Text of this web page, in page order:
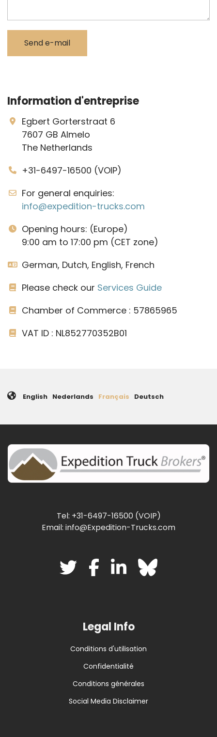
Information d'entreprise
Egbert Gorterstraat 6
7607 GB Almelo
The Netherlands
+31-6497-16500 (VOIP)
For general enquiries:
info@expedition-trucks.com
Opening hours: (Europe)
9:00 am to 17:00 pm (CET zone)
German, Dutch, English, French
Please check our Services Guide
Chamber of Commerce : 57865965
VAT ID : NL852770352B01
English Nederlands Français Deutsch
Tel: +31-6497-16500 (VOIP)
Email: info@Expedition-Trucks.com
Legal Info
Conditions d'utilisation
Confidentialité
Conditions générales
Social Media Disclaimer